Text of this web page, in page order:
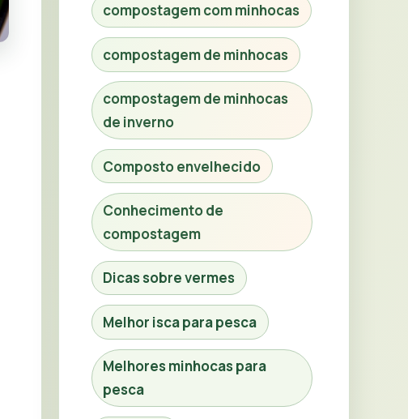
compostagem com minhocas
compostagem de minhocas
compostagem de minhocas
de inverno
Composto envelhecido
Conhecimento de
compostagem
Dicas sobre vermes
Melhor isca para pesca
Melhores minhocas para
pesca